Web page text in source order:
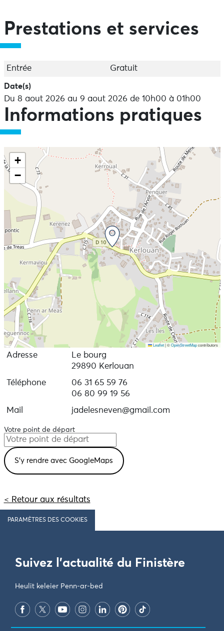
d’un concert du groupe Red Larsen, d’une soirée
animée par DJ Rico et d’un feu d’artifice pour clôturer
l’événement.
Prestations et services
Entrée Gratuit
Date(s)
Du 8 aout 2026 au 9 aout 2026 de 10h00 à 01h00
Informations pratiques
+
−
Leaflet |©OpenStreetMapcontributors
Adresse
Le bourg
29890 Kerlouan
Téléphone
06 31 65 59 76
06 80 99 19 56
Mail
jadelesneven@gmail.com
Votre point de départ
< Retour aux résultats
PARAMÈTRES DES COOKIES
Suivez l'actualité du Finistère
Heulit keleier Penn-ar-bed